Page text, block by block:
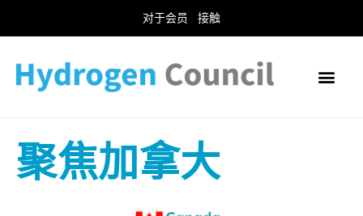
对于会员 接触
聚焦加拿大